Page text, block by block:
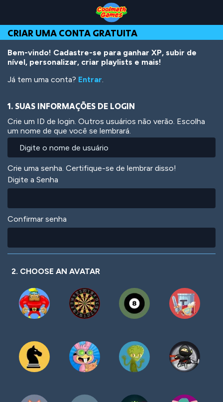
Top
of
Page
Navigation
Main
Content
Footer
o
conteúdo
principal
CRIAR UMA CONTA GRATUITA
Bem-vindo! Cadastre-se para ganhar XP, subir de
nível, personalizar, criar playlists e mais!
Já tem uma conta? Entrar.
1. SUAS INFORMAÇÕES DE LOGIN
Crie um ID de login. Outros usuários não verão. Escolha
um nome de que você se lembrará.
Crie uma senha. Certifique-se de lembrar disso!
Digite a Senha
Confirmar senha
2. CHOOSE AN AVATAR